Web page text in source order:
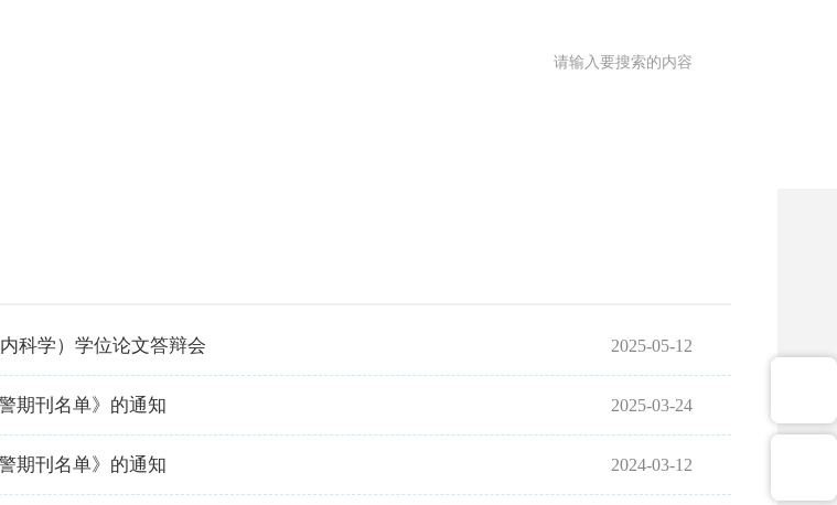
科学）学位论文答辩会 2025-05-12
期刊名单》的通知 2025-03-24
期刊名单》的通知 2024-03-12